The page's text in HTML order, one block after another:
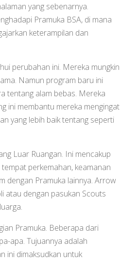
yang sebenarnya.
Pramuka BSA, di mana
keterampilan dan
perubahan ini. Mereka mungkin
Namun program baru ini
tentang alam bebas. Mereka
ini membantu mereka mengingat
yang lebih baik tentang seperti
Luar Ruangan. Ini mencakup
perkemahan, keamanan
dengan Pramuka lainnya. Arrow
atau dengan pasukan Scouts
Pramuka. Beberapa dari
apa. Tujuannya adalah
ini dimaksudkan untuk